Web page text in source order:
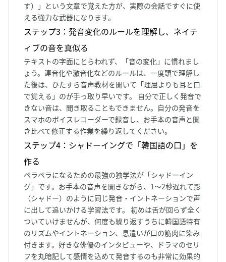
す）」という文章で覚えた方が、実際の会話ですぐに使
える強力な武器になります。
ステップ3：発音変化のルールを理解し、ネイテ
ィブの音を真似る
テキストの字面にとらわれず、「音の変化」に慣れまし
ょう。連音化や激音化などのルールは、一度頭で理解し
た後は、ひたすら音声教材を聞いて「理屈よりも耳と口
で覚える」のが手っ取り早いです。 自分で正しく発音で
きない音は、聞き取ることもできません。自分の発音を
スマホのボイスレコーダーで録音し、お手本の音声と聞
き比べて修正する作業を繰り返してください。
ステップ4：シャドーイングで「韓国語の口」を
作る
ペラペラになるための最強の独学法が「シャドーイン
グ」です。お手本の音声を聞きながら、1〜2秒遅れて影
（シャドー）のように同じ発音・イントネーションで声
に出して追いかける学習法です。 初めは舌が回らず全く
ついていけませんが、何度も繰り返すうちに韓国語特有
のリズムやイントネーション、息遣いが口の筋肉に染み
付きます。好きな俳優のインタビューや、ドラマのセリ
フを丸暗記して感情を込めて発音するのも非常に効果的